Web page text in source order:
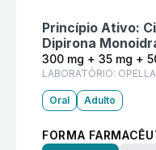
Princípio Ativo:
Dipirona
300 mg + 35 mg +
LABORATÓRIO:
Oral Adulto
FORMA